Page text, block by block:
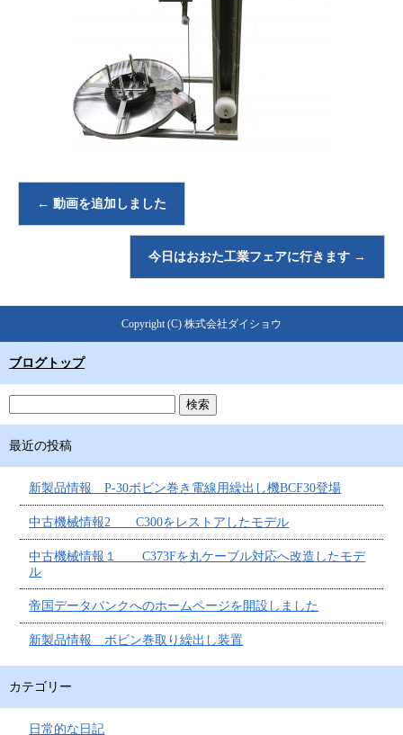
← 動画を追加しました
今日はおおた工業フェアに行きます →
Copyright (C) 株式会社ダイショウ
ブログトップ
最近の投稿
新製品情報 P-30ボビン巻き電線用繰出し機BCF30登場
中古機械情報2 C300をレストアしたモデル
中古機械情報１ C373Fを丸ケーブル対応へ改造したモデ
ル
帝国データバンクへのホームページを開設しました
新製品情報 ボビン巻取り繰出し装置
カテゴリー
日常的な日記